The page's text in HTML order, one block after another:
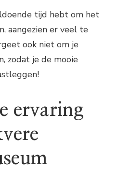
tijd hebt om het
aangezien er veel te
ook niet om je
zodat je de mooie
ervaring